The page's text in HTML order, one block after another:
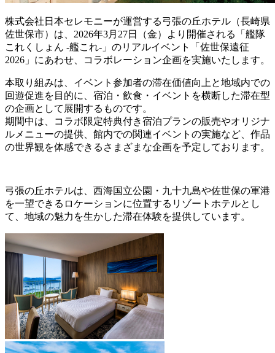
株式会社日本セレモニーが運営する弓張の丘ホテル（長崎県
佐世保市）は、2026年3月27日（金）より開催される「艦隊
これくしょん -艦これ-」のリアルイベント「佐世保遠征
2026」にあわせ、コラボレーション企画を実施いたします。
本取り組みは、イベント参加者の滞在価値向上と地域内での
回遊促進を目的に、宿泊・飲食・イベントを横断した滞在型
の企画として展開するものです。
期間中は、コラボ限定特典付き宿泊プランの販売やオリジナ
ルメニューの提供、館内での関連イベントの実施など、作品
の世界観を体感できるさまざまな企画を予定しております。
弓張の丘ホテルは、西海国立公園・九十九島や佐世保の軍港
を一望できるロケーションに位置するリゾートホテルとし
て、地域の魅力を生かした滞在体験を提供しています。